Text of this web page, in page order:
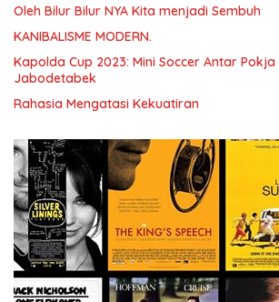
Oleh Bilur Bilur NYA Kita menjadi Sembuh
KANIBALISME MODERN.
Kapolda Cup 2023: Mini Soccer Antar
Jabodetabek
Rahasia Mengatasi Kekuatiran